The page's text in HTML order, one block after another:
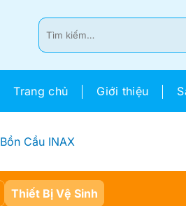
Tìm
kiếm:
Trang chủ Giới thiệu
Bồn Cầu INAX
Thiết Bị Vệ Sinh